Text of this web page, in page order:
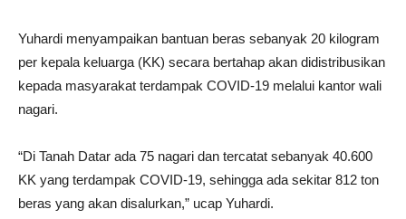
Yuhardi menyampaikan bantuan beras sebanyak 20 kilogram
per kepala keluarga (KK) secara bertahap akan didistribusikan
kepada masyarakat terdampak COVID-19 melalui kantor wali
nagari.
“Di Tanah Datar ada 75 nagari dan tercatat sebanyak 40.600
KK yang terdampak COVID-19, sehingga ada sekitar 812 ton
beras yang akan disalurkan,” ucap Yuhardi.